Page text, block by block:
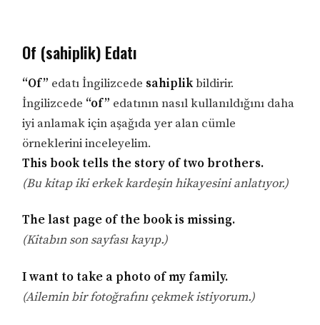
Of (sahiplik) Edatı
“Of” edatı İngilizcede sahiplikbildirir.
İngilizcede “of” edatının nasıl kullanıldığını daha
iyi anlamak için aşağıda yer alan cümle
örneklerini inceleyelim.
This book tells the story of two brothers.
(Bu kitap iki erkek kardeşin hikayesini anlatıyor.)
The last page of the book is missing.
(Kitabın son sayfası kayıp.)
I want to take a photo of my family.
(Ailemin bir fotoğrafını çekmek istiyorum.)